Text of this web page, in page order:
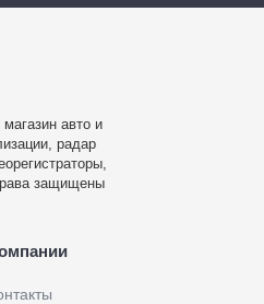
авто и
радар
защищены